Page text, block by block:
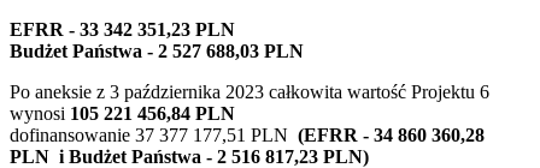
EFRR - 33 342 351,23 PLN
Budżet Państwa - 2 527 688,03 PLN
Po aneksie z 3 października 2023 całkowita wartość Projektu 6
wynosi 105 221 456,84 PLN
dofinansowanie 37 377 177,51 PLN (EFRR - 34 860 360,28
PLN i Budżet Państwa - 2 516 817,23 PLN)